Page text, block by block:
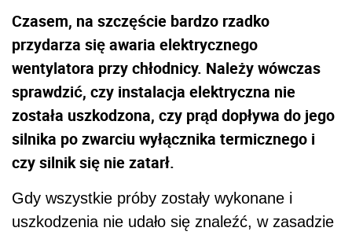
Czasem, na szczęście bardzo rzadko
przydarza się awaria elektrycznego
wentylatora przy chłodnicy. Należy wówczas
sprawdzić, czy instalacja elektryczna nie
została uszkodzona, czy prąd dopływa do jego
silnika po zwarciu wyłącznika termicznego i
czy silnik się nie zatarł.
Gdy wszystkie próby zostały wykonane i
uszkodzenia nie udało się znaleźć, w zasadzie